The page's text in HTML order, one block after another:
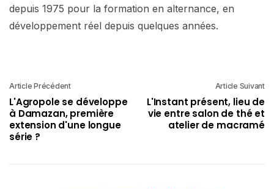
depuis 1975 pour la formation en alternance, en
développement réel depuis quelques années.
Article Précédent
L'Agropole se développe
à Damazan, première
extension d'une longue
série ?
Article Suivant
L'Instant présent, lieu de
vie entre salon de thé et
atelier de macramé